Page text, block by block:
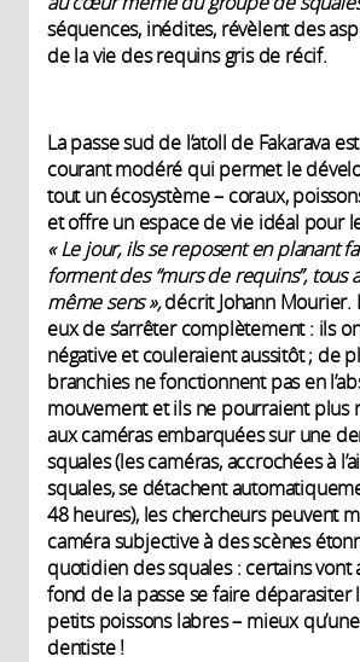
séquences, inédites, révèlent des
de la vie des requins gris de récif.
La passe sud de l’atoll de Fakarava
courant modéré qui permet le
tout un écosystème – coraux,
et offre un espace de vie idéal pour
« Le jour, ils se reposent en planant
forment des “murs de requins”, tous
même sens »,décrit Johann Mourier.
eux de s’arrêter complètement : ils
négative et couleraient aussitôt ; de
branchies ne fonctionnent pas en
mouvement et ils ne pourraient plus
aux caméras embarquées sur une
squales (les caméras, accrochées à
squales, se détachent
48 heures), les chercheurs peuvent
caméra subjective à des scènes
quotidien des squales : certains vont
fond de la passe se faire déparasiter
petits poissons labres – mieux
dentiste !